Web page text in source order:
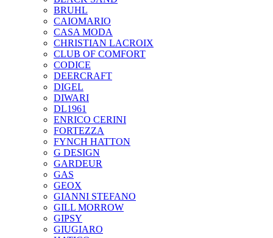
BRUHL
CAIOMARIO
CASA MODA
CHRISTIAN LACROIX
CLUB OF COMFORT
CODICE
DEERCRAFT
DIGEL
DIWARI
DL1961
ENRICO CERINI
FORTEZZA
FYNCH HATTON
G DESIGN
GARDEUR
GAS
GEOX
GIANNI STEFANO
GILL MORROW
GIPSY
GIUGIARO